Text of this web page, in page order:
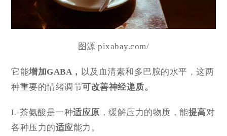
图源 pixabay.com/
它能增加GABA， 以及血清素和多巴胺的水平，这两
种重要的情绪调节可改善神经递质。
L-茶氨酸是一种适应原 ，缓解压力的物质，能提高对
各种压力的适应能力。